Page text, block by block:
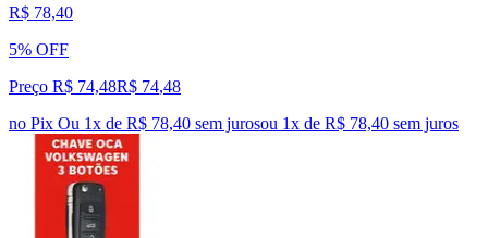
R$ 78,40
5% OFF
Preço R$ 74,48R$ 74,48
no Pix Ou 1x de R$ 78,40 sem jurosou 1x de R$ 78,40 sem juros